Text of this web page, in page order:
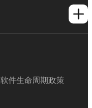
软件生命周期政策